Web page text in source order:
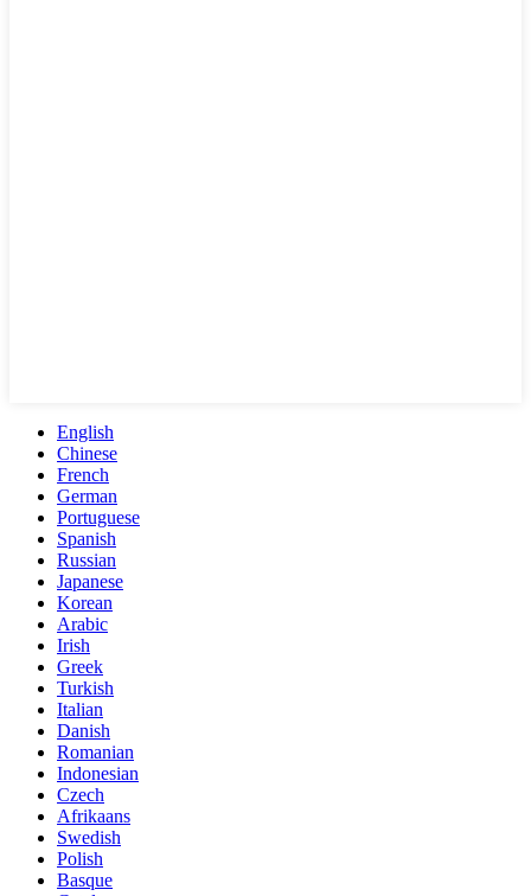
English
Chinese
French
German
Portuguese
Spanish
Russian
Japanese
Korean
Arabic
Irish
Greek
Turkish
Italian
Danish
Romanian
Indonesian
Czech
Afrikaans
Swedish
Polish
Basque